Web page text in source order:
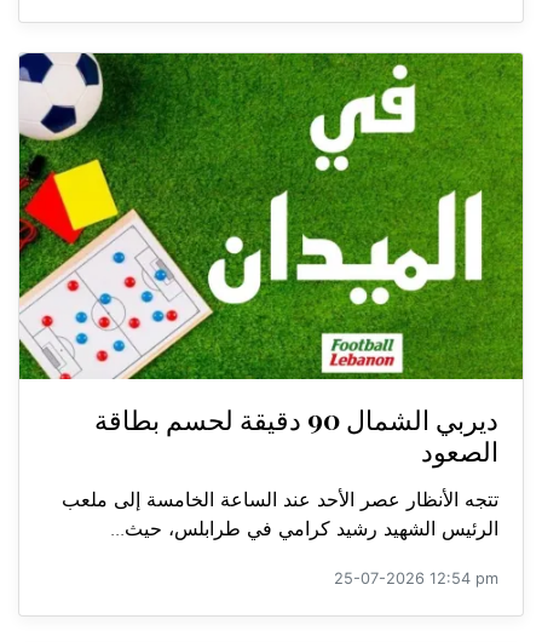
ديربي الشمال 90 دقيقة لحسم بطاقة
الصعود
تتجه الأنظار عصر الأحد عند الساعة الخامسة إلى ملعب
الرئيس الشهيد رشيد كرامي في طرابلس، حيث...
25-07-2026 12:54 pm